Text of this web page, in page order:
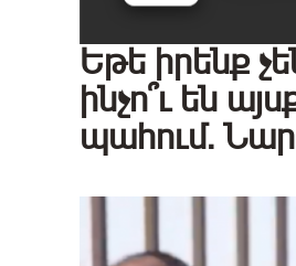
Եթե իրենք
ինչո՞ւ են
պահում․